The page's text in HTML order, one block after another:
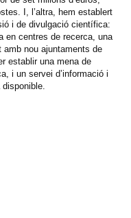
I, l’altra, hem establert
i de divulgació científica:
en centres de recerca, una
nou ajuntaments de
establir una mena de
i un servei d’informació i